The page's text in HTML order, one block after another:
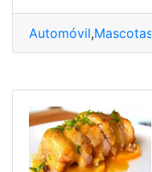
Automóvil,Mascotas